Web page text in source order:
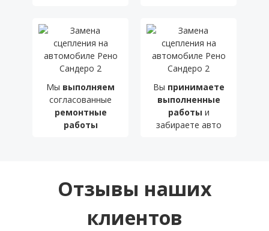
Мы выполняем
согласованные
ремонтные
работы
Вы принимаете
выполненные
работы и
забираете авто
Отзывы наших
клиентов